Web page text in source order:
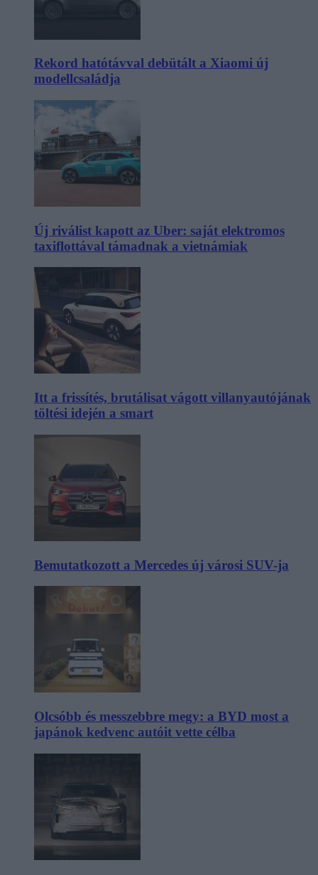
Rekord hatótávval debütált a Xiaomi új
modellcsaládja
Új riválist kapott az Uber: saját elektromos
taxiflottával támadnak a vietnámiak
Itt a frissítés, brutálisat vágott villanyautójának
töltési idején a smart
Bemutatkozott a Mercedes új városi SUV-ja
Olcsóbb és messzebbre megy: a BYD most a
japánok kedvenc autóit vette célba